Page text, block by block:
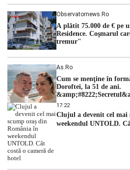
Observatornews.ro
A plătit 75.000 de € pe
Residence. Coşmarul
tremur"
As.ro
Cum se menţine în
Doroftei, la 51 de ani.
dezvăluit
17:22
Clujul a devenit cel mai
weekendul UNTOLD.